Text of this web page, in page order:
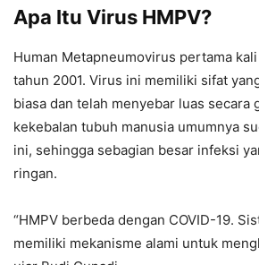
Apa Itu Virus HMPV?
Human Metapneumovirus pertama
tahun 2001. Virus ini memiliki sifat
biasa dan telah menyebar luas secara
kekebalan tubuh manusia umumnya
ini, sehingga sebagian besar infeksi
ringan.
“HMPV berbeda dengan COVID-19.
memiliki mekanisme alami untuk